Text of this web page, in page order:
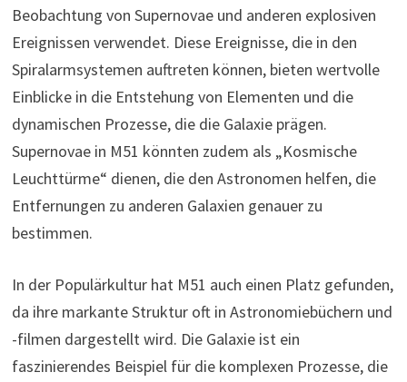
Beobachtung von Supernovae und anderen explosiven
Ereignissen verwendet. Diese Ereignisse, die in den
Spiralarmsystemen auftreten können, bieten wertvolle
Einblicke in die Entstehung von Elementen und die
dynamischen Prozesse, die die Galaxie prägen.
Supernovae in M51 könnten zudem als „Kosmische
Leuchttürme“ dienen, die den Astronomen helfen, die
Entfernungen zu anderen Galaxien genauer zu
bestimmen.
In der Populärkultur hat M51 auch einen Platz gefunden,
da ihre markante Struktur oft in Astronomiebüchern und
-filmen dargestellt wird. Die Galaxie ist ein
faszinierendes Beispiel für die komplexen Prozesse, die